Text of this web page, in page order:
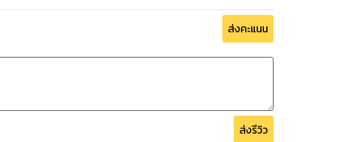
ส่งคะแนน
ส่งรีวิว